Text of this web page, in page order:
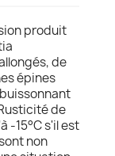
produit
de
épines
de
-15°C s'il est
non